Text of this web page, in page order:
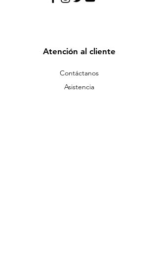
Atención al cliente
Contáctanos
Asistencia